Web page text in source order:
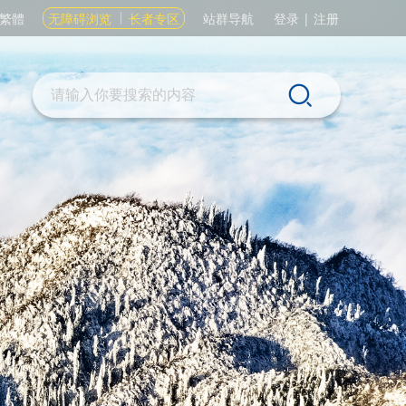
繁體 无障碍浏览 长者专区 站群导航 登录 | 注册